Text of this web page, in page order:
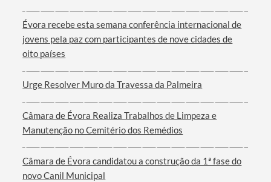
Filtros
Évora recebe esta semana conferência internacional de
jovens pela paz com participantes de nove cidades de
oito países
Urge Resolver Muro da Travessa da Palmeira
Câmara de Évora Realiza Trabalhos de Limpeza e
Manutenção no Cemitério dos Remédios
Câmara de Évora candidatou a construção da 1ª fase do
novo Canil Municipal